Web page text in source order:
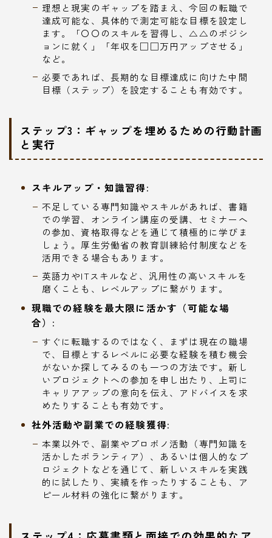
理想と現実のギャップを踏まえ、今回の転職で
達成可能な、具体的で測定可能な目標を設定し
ます。「〇〇のスキルを習得し、△△のポジシ
ョンに就く」「年収を□□万円アップさせる」
など。
必要であれば、長期的な目標達成に向けた中間
目標（ステップ）を設定することも有効です。
ステップ3：ギャップを埋めるための行動計画
と実行
スキルアップ・知識習得:
不足している専門知識やスキルがあれば、書籍
での学習、オンライン講座の受講、セミナーへ
の参加、資格取得などを通じて積極的に学びま
しょう。厚生労働省の教育訓練給付制度などを
活用できる場合もあります。
英語力やITスキルなど、汎用性の高いスキルを
磨くことも、レベルアップに繋がります。
現職での経験を最大限に活かす（可能な場
合）:
すぐに転職するのではなく、まずは現在の職場
で、目標とするレベルに必要な経験を積む機会
がないか探してみるのも一つの方法です。新し
いプロジェクトへの参加を申し出たり、上司に
キャリアアップの意向を伝え、アドバイスを求
めたりすることも有効です。
社外活動や副業での経験獲得:
本業以外で、副業やプロボノ活動（専門知識を
活かしたボランティア）、あるいは個人的なプ
ロジェクトなどを通じて、新しいスキルを実践
的に試したり、実績を作ったりすることも、ア
ピール材料の強化に繋がります。